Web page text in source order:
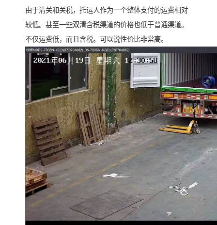
由于清关和关税，托运人作为一个整体支付的运费相对
较低。甚至一些双清含税渠道的价格也低于普通渠道。
不仅运费低，而且含税。可以说性价比非常高。